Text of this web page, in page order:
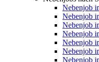
Nebenjob
Nebenjob
Nebenjob
Nebenjob
Nebenjob
Nebenjob
Nebenjob